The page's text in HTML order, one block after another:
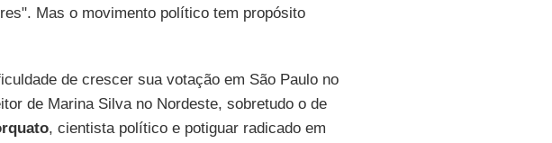
Mas o movimento político tem propósito
de crescer sua votação em São Paulo no
de Marina Silva no Nordeste, sobretudo o de
, cientista político e potiguar radicado em